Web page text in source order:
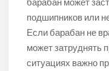
подшипников или
Если барабан не
может затруднять
ситуациях важно